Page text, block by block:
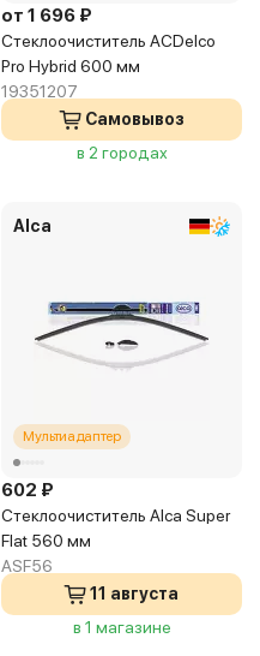
от 1 696 ₽
Стеклоочиститель ACDelco
Pro Hybrid 600 мм
19351207
Самовывоз
в 2 городах
Alca
Мультиадаптер
602 ₽
Стеклоочиститель Alca Super
Flat 560 мм
ASF56
11 августа
в 1 магазине